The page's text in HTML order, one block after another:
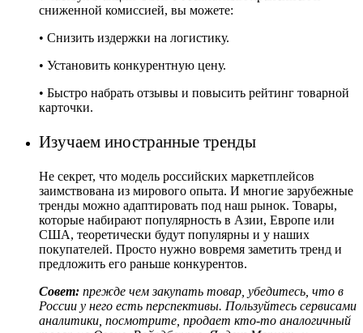
сниженной комиссией, вы можете:
• Снизить издержки на логистику.
• Установить конкурентную цену.
• Быстро набрать отзывы и повысить рейтинг товарной
карточки.
Изучаем иностранные тренды
Не секрет, что модель российских маркетплейсов
заимствована из мирового опыта. И многие зарубежные
тренды можно адаптировать под наш рынок. Товары,
которые набирают популярность в Азии, Европе или
США, теоретически будут популярны и у наших
покупателей. Просто нужно вовремя заметить тренд и
предложить его раньше конкурентов.
Совет: прежде чем закупать товар, убедитесь, что в
России у него есть перспективы. Пользуйтесь сервисами
аналитики, посмотрите, продает кто-то аналогичный